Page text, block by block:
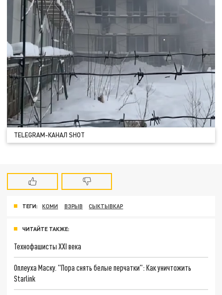
TELEGRAM-КАНАЛ SHOT
ТЕГИ: КОМИ ВЗРЫВ СЫКТЫВКАР
ЧИТАЙТЕ ТАКЖЕ:
Технофашисты XXI века
Оплеуха Маску. "Пора снять белые перчатки": Как уничтожить
Starlink